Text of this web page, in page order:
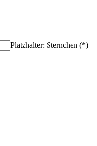
Platzhalter: Sternchen (*)